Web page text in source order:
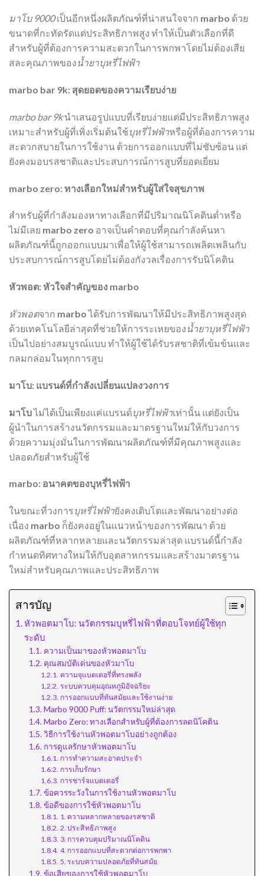
มาโบ 9000เป็นอีกหนึ่งผลิตภัณฑ์ที่น่าสนใจจาก marbo ด้วย
ขนาดที่กะทัดรัดแต่ประสิทธิภาพสูง ทำให้เป็นตัวเลือกที่ดี
สำหรับผู้ที่ต้องการความสะดวกในการพกพาโดยไม่ต้องเสีย
สละคุณภาพของน้ำยาบุหรี่ไฟฟ้า
marbo bar 9k: สุดยอดของความเรียบง่าย
marbo bar 9kนำเสนอรูปแบบที่เรียบง่ายแต่มีประสิทธิภาพสูง
เหมาะสำหรับผู้ที่เพิ่งเริ่มต้นใช้บุหรี่ไฟฟ้าหรือผู้ที่ต้องการความ
สะดวกสบายในการใช้งาน ด้วยการออกแบบที่ไม่ซับซ้อน แต่
ยังคงมอบรสชาติและประสบการณ์การสูบที่ยอดเยี่ยม
marbo zero: ทางเลือกใหม่สำหรับผู้ใส่ใจสุขภาพ
สำหรับผู้ที่กำลังมองหาทางเลือกที่มีปริมาณนิโคตินต่ำหรือ
ไม่มีเลย marbo zero อาจเป็นคำตอบที่คุณกำลังค้นหา
ผลิตภัณฑ์นี้ถูกออกแบบมาเพื่อให้ผู้ใช้สามารถเพลิดเพลินกับ
ประสบการณ์การสูบโดยไม่ต้องกังวลเรื่องการรับนิโคติน
หัวพอต: หัวใจสำคัญของ marbo
หัวพอตจาก marboได้รับการพัฒนาให้มีประสิทธิภาพสูงสุด
ด้วยเทคโนโลยีล่าสุดที่ช่วยให้การระเหยของน้ำยาบุหรี่ไฟฟ้า
เป็นไปอย่างสมบูรณ์แบบ ทำให้ผู้ใช้ได้รับรสชาติที่เข้มข้นและ
กลมกล่อมในทุกการสูบ
มาโบ: แบรนด์ที่กำลังเปลี่ยนแปลงวงการ
มาโบไม่ได้เป็นเพียงแค่แบรนด์บุหรี่ไฟฟ้าเท่านั้น แต่ยังเป็น
ผู้นำในการสร้างนวัตกรรมและมาตรฐานใหม่ให้กับวงการ
ด้วยความมุ่งมั่นในการพัฒนาผลิตภัณฑ์ที่มีคุณภาพสูงและ
ปลอดภัยสำหรับผู้ใช้
marbo: อนาคตของบุหรี่ไฟฟ้า
ในขณะที่วงการบุหรี่ไฟฟ้ายังคงเติบโตและพัฒนาอย่างต่อ
เนื่อง marbo ก็ยังคงอยู่ในแนวหน้าของการพัฒนา ด้วย
ผลิตภัณฑ์ที่หลากหลายและนวัตกรรมล่าสุด แบรนด์นี้กำลัง
กำหนดทิศทางใหม่ให้กับอุตสาหกรรมและสร้างมาตรฐาน
ใหม่สำหรับคุณภาพและประสิทธิภาพ
สารบัญ
หัวพอตมาโบ: นวัตกรรมบุหรี่ไฟฟ้าที่ตอบโจทย์ผู้ใช้ทุก
ระดับ
ความเป็นมาของหัวพอตมาโบ
คุณสมบัติเด่นของหัวมาโบ
ความจุแบตเตอรี่ที่ทรงพลัง
ระบบควบคุมอุณหภูมิอัจฉริยะ
การออกแบบที่ทันสมัยและใช้งานง่าย
Marbo 9000 Puff: นวัตกรรมใหม่ล่าสุด
Marbo Zero: ทางเลือกสำหรับผู้ที่ต้องการลดนิโคติน
วิธีการใช้งานหัวพอตมาโบอย่างถูกต้อง
การดูแลรักษาหัวพอตมาโบ
การทำความสะอาดประจำ
การเก็บรักษา
การชาร์จแบตเตอรี่
ข้อควรระวังในการใช้งานหัวพอตมาโบ
ข้อดีของการใช้หัวพอตมาโบ
1. ความหลากหลายของรสชาติ
2. ประสิทธิภาพสูง
3. การควบคุมปริมาณนิโคติน
4. การออกแบบที่สะดวกต่อการพกพา
5. ระบบความปลอดภัยที่ทันสมัย
ข้อเสียของการใช้หัวพอตมาโบ